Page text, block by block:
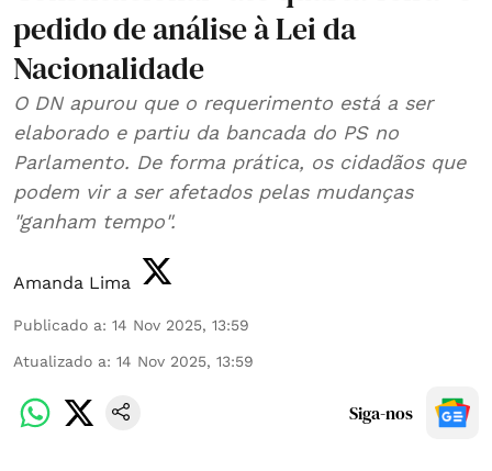
pedido de análise à Lei da
Nacionalidade
O DN apurou que o requerimento está a ser
elaborado e partiu da bancada do PS no
Parlamento. De forma prática, os cidadãos que
podem vir a ser afetados pelas mudanças
"ganham tempo".
Amanda Lima
Publicado a: 14 Nov 2025, 13:59
Atualizado a: 14 Nov 2025, 13:59
Siga-nos